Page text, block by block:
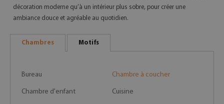
décoration moderne qu’à un intérieur plus sobre, pour créer une
ambiance douce et agréable au quotidien.
Chambres Motifs
Bureau Chambre à coucher
Chambre d'enfant Cuisine